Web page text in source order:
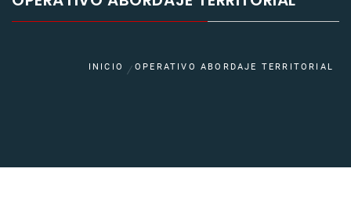
INICIO OPERATIVO ABORDAJE TERRITORIAL